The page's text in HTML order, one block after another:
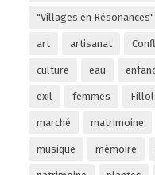
"Villages en Résonances"
art artisanat
culture eau
exil femmes
marché matrimoine
musique mémoire